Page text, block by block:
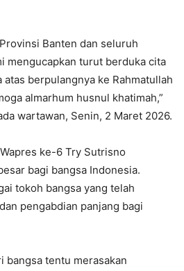
Banten dan seluruh
mengucapkan turut berduka cita
berpulangnya ke Rahmatullah
almarhum husnul khatimah,”
wartawan, Senin, 2 Maret 2026.
ke-6 Try Sutrisno
bagi bangsa Indonesia.
tokoh bangsa yang telah
pengabdian panjang bagi
bangsa tentu merasakan